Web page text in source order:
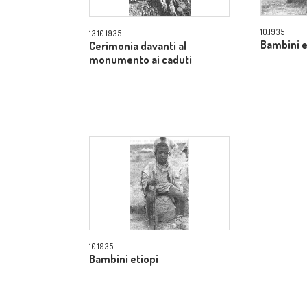
13.10.1935
Cerimonia davanti al
monumento ai caduti
10.1935
Bambini
10.1935
Bambini etiopi